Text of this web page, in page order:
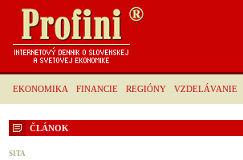
EKONOMIKA FINANCIE REGIÓNY VZDELÁVANIE
ČLÁNOK
SITA